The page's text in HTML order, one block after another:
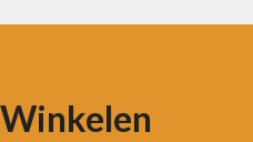
Winkelen